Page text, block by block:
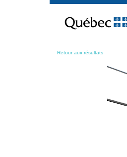
contenu
Retour aux résultats